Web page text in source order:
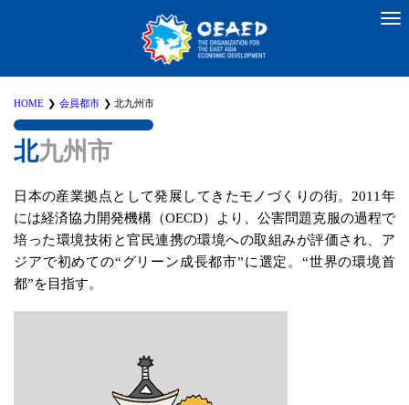
HOME 会員都市 北九州市
北九州市
日本の産業拠点として発展してきたモノづくりの街。2011年
には経済協力開発機構（OECD）より、公害問題克服の過程で
培った環境技術と官民連携の環境への取組みが評価され、ア
ジアで初めての“グリーン成長都市”に選定。“世界の環境首
都”を目指す。